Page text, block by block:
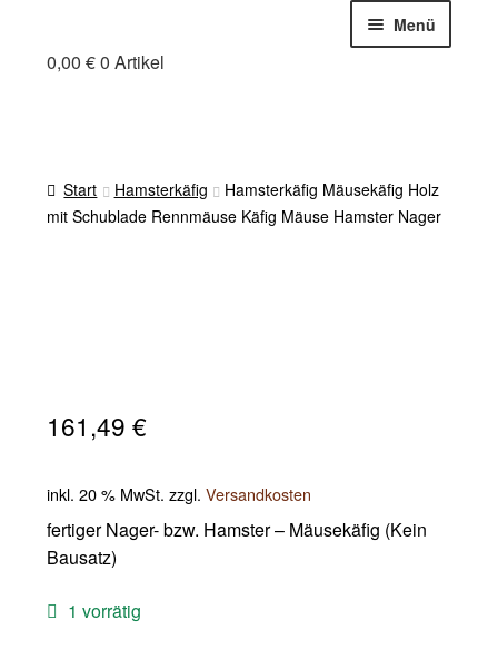
springen
springen
Menü
Holzfuchs Chris
Zahlung und Versand
0,00 €0 Artikel
Start Hamsterkäfig
Hamsterkäfig Mäusekäfig Holz
mit Schublade Rennmäuse Käfig Mäuse Hamster Nager
161,49 €
inkl. 20 % MwSt. zzgl. Versandkosten
fertiger Nager- bzw. Hamster – Mäusekäfig (Kein
Bausatz)
1 vorrätig